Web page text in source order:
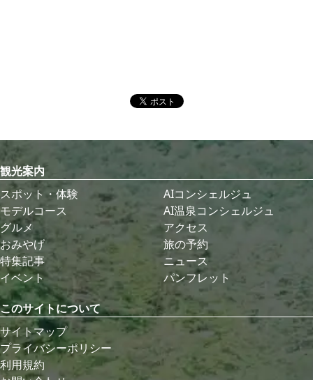
観光案内
スポット・体験
モデルコース
グルメ
おみやげ
特集記事
イベント
AIコンシェルジュ
AI温泉コンシェルジュ
アクセス
旅の予約
ニュース
パンフレット
このサイトについて
サイトマップ
プライバシーポリシー
利用規約